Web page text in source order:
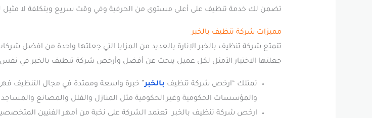
تضمن لك خدمة تنظيف على أعلى مستوى من الحرفية وفي وقت سريع وبتكلفة لا مثيل
مميزات شركة تنظيف بالخبر
تتمتع شركة تنظيف بالخبر الإنارة بالعديد من المزايا التي جعلتها واحدة من افضل
جعلتها الاختيار الأمثل لكل عميل يبحث عن أفضل وأرخص شركة تنظيف بالخبر في
تمتلك “ارخص شركة تنظيف بالخبر
والمؤسسات الحكومية وغير الحكومية مثل المنازل والفلل والمصانع والمساجد
ارخص شركة تنظيف بالخبر تعتمد الشركة على نخبة من أمهر الفنيين المتخصصين